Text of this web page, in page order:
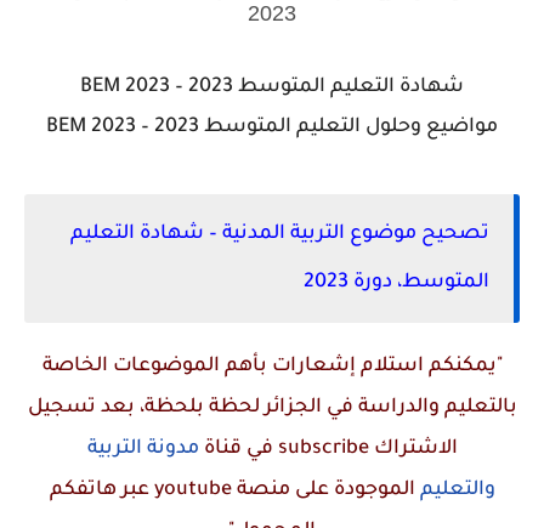
2023
شهادة التعليم المتوسط 2023 – BEM 2023
مواضيع وحلول التعليم المتوسط 2023 – BEM 2023
تصحيح موضوع التربية المدنية – شهادة التعليم
المتوسط، دورة 2023
"يمكنكم استلام إشعارات بأهم الموضوعات الخاصة
بالتعليم والدراسة في الجزائر لحظة بلحظة، بعد تسجيل
الاشتراكsubscribe في قناة مدونة التربية
والتعليم الموجودة على منصةyoutube عبر هاتفكم